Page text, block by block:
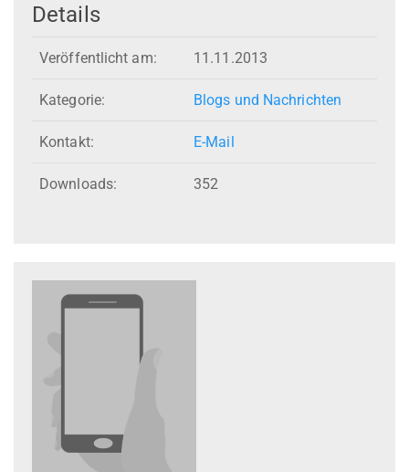
Details
Veröffentlicht am: 11.11.2013
Kategorie: Blogs und Nachrichten
Kontakt: E-Mail
Downloads: 352